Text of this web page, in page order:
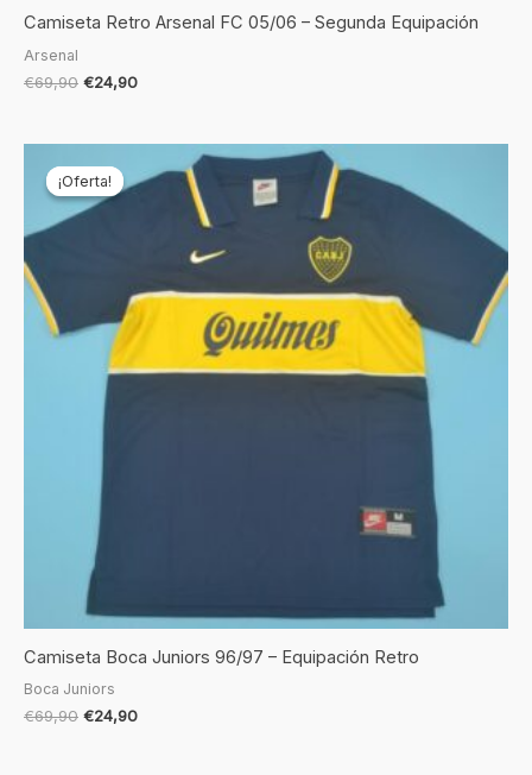
Camiseta Retro Arsenal FC 05/06 – Segunda Equipación
Arsenal
€69,90 €24,90
¡Oferta!
¡Oferta!
Camiseta Boca Juniors 96/97 – Equipación Retro
Boca Juniors
€69,90
precio
original
era:
€24,90
precio